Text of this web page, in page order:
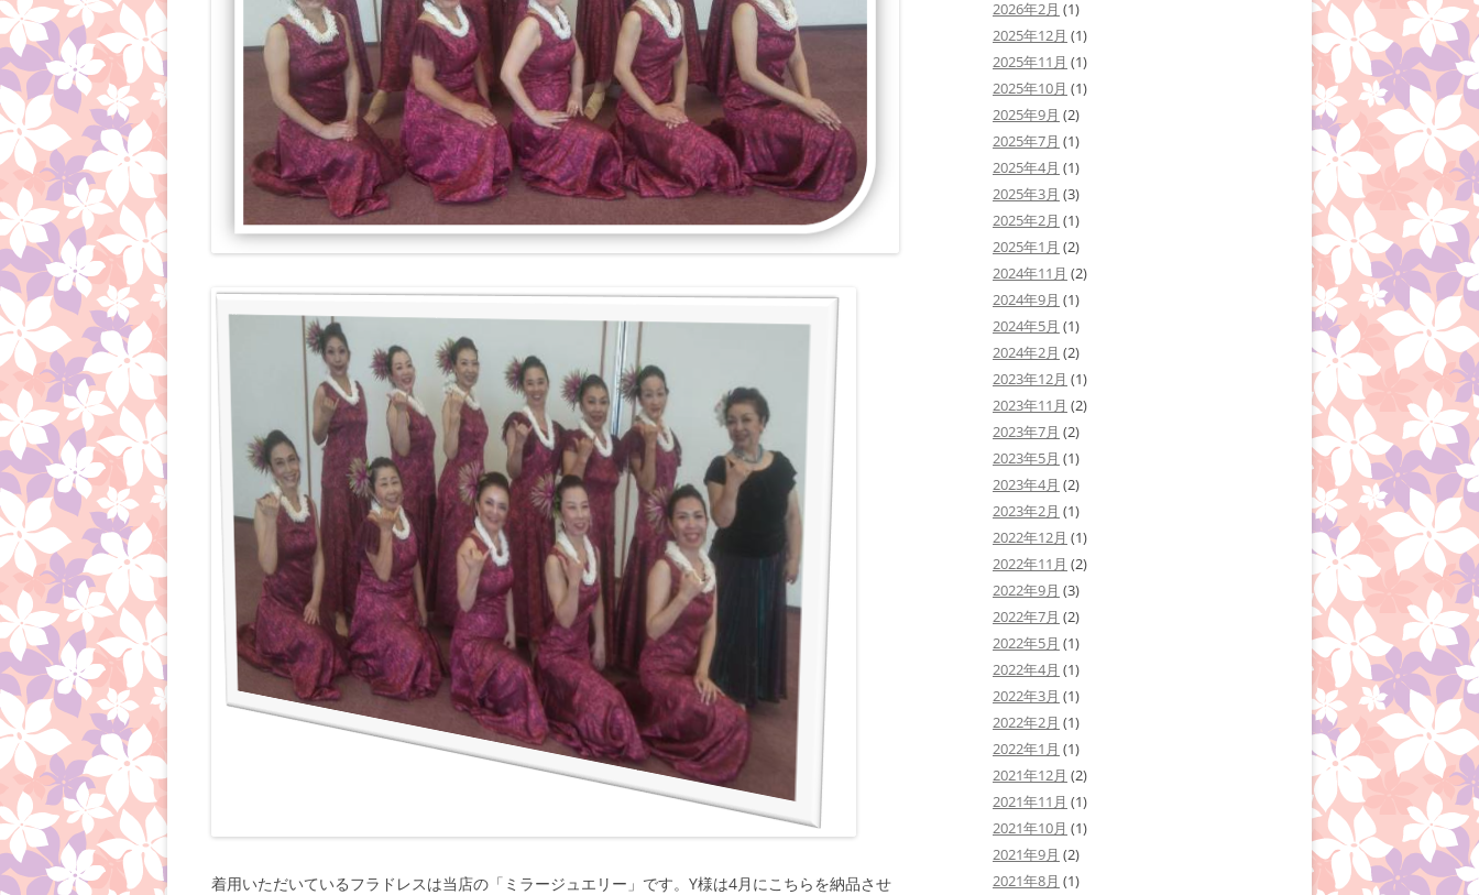
着用いただいているフラドレスは当店の「ミラージュエリー」です。Y様は4月にこちらを納品させ
2026年2月 (1)
2025年12月 (1)
2025年11月 (1)
2025年10月 (1)
2025年9月 (2)
2025年7月 (1)
2025年4月 (1)
2025年3月 (3)
2025年2月 (1)
2025年1月 (2)
2024年11月 (2)
2024年9月 (1)
2024年5月 (1)
2024年2月 (2)
2023年12月 (1)
2023年11月 (2)
2023年7月 (2)
2023年5月 (1)
2023年4月 (2)
2023年2月 (1)
2022年12月 (1)
2022年11月 (2)
2022年9月 (3)
2022年7月 (2)
2022年5月 (1)
2022年4月 (1)
2022年3月 (1)
2022年2月 (1)
2022年1月 (1)
2021年12月 (2)
2021年11月 (1)
2021年10月 (1)
2021年9月 (2)
2021年8月 (1)